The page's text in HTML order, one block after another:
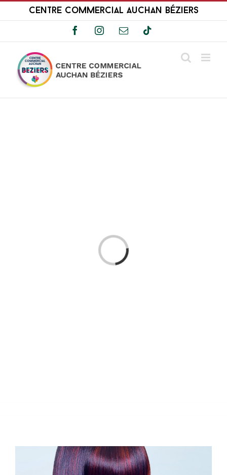
Passer
Centre Commercial Auchan Béziers
FacebookInstagramEmailTiktok
Chargement…